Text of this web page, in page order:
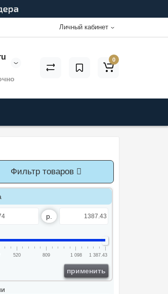
Личный кабинет
0
Фильтр товаров
р.
520 809 1 098 1 387.43
применить